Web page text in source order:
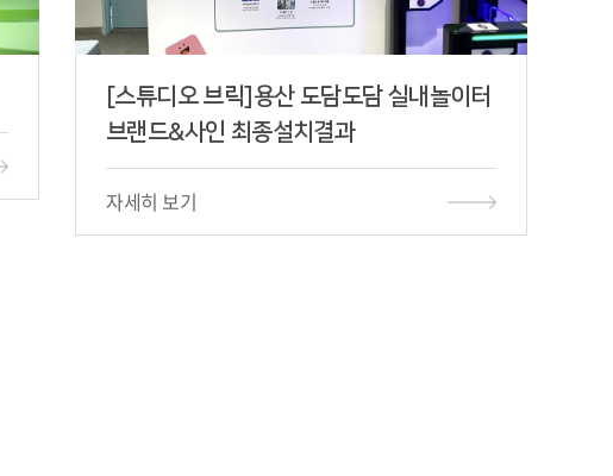
[스튜디오 브릭]용산 도담도담 실내놀이터
브랜드&사인 최종설치결과
자세히 보기